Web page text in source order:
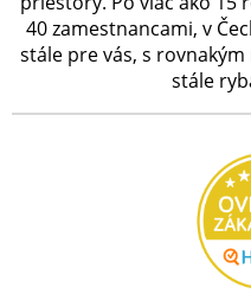
40 zamestnancami, v
stále pre vás, s
stále